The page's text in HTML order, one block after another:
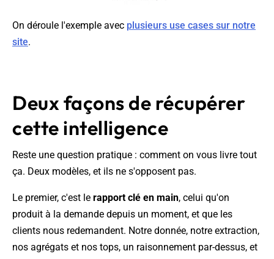
On déroule l'exemple avec plusieurs use cases sur notre
site.
Deux façons de récupérer
cette intelligence
Reste une question pratique : comment on vous livre tout
ça. Deux modèles, et ils ne s'opposent pas.
Le premier, c'est le rapport clé en main, celui qu'on
produit à la demande depuis un moment, et que les
clients nous redemandent. Notre donnée, notre extraction,
nos agrégats et nos tops, un raisonnement par-dessus, et